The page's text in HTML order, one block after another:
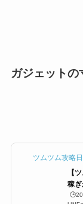
ガジェットの
ツムツム攻略
【
稼